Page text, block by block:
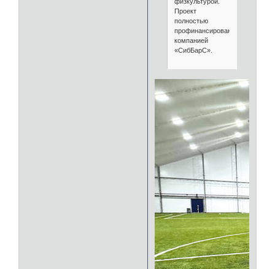
физкультурой.
Проект
полностью
профинансирован
компанией
«СибБарС».